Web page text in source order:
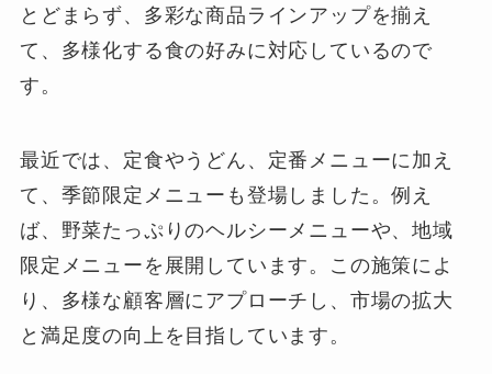
とどまらず、多彩な商品ラインアップを揃え
て、多様化する食の好みに対応しているので
す。
最近では、定食やうどん、定番メニューに加え
て、季節限定メニューも登場しました。例え
ば、野菜たっぷりのヘルシーメニューや、地域
限定メニューを展開しています。この施策によ
り、多様な顧客層にアプローチし、市場の拡大
と満足度の向上を目指しています。